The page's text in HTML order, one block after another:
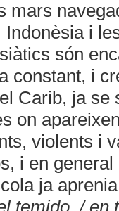
mars
Indonèsia i
són
constant, i
Carib, ja se
on
violents i
i en
ja aprenia
temido, / en